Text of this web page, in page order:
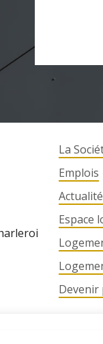
La
Emplois
Espace